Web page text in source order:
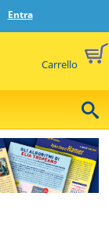
Entra
Carrello